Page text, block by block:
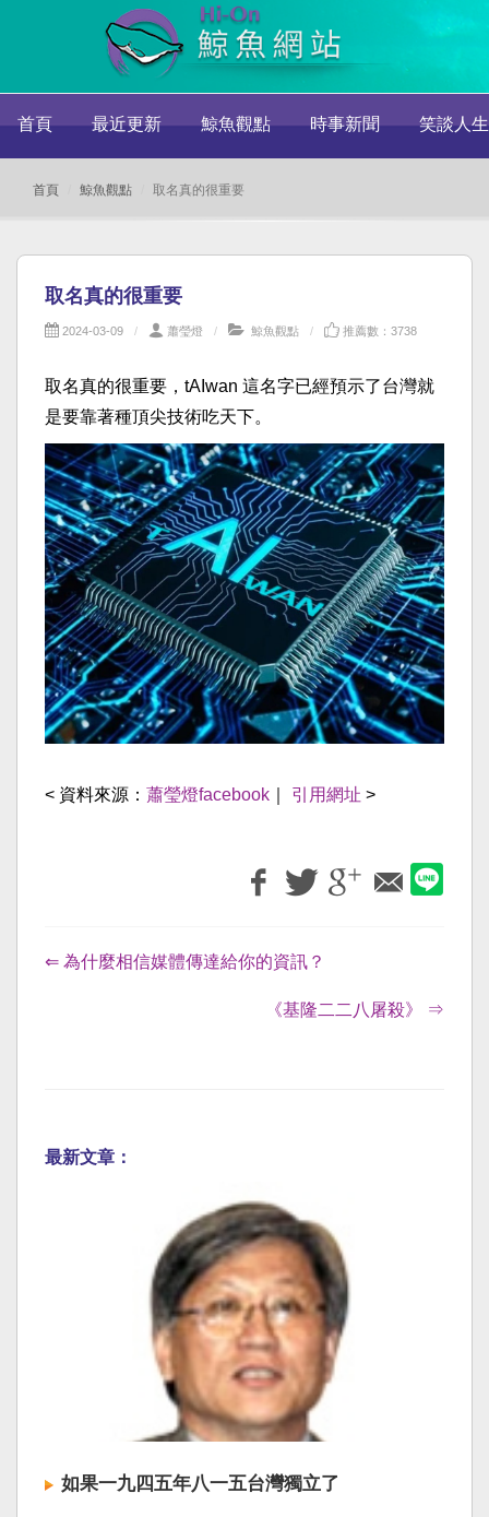
首頁 最近更新 鯨魚觀點 時事新聞 笑談人生
首頁 鯨魚觀點 取名真的很重要
取名真的很重要
2024-03-09 蕭瑩燈 鯨魚觀點 推薦數：3738
取名真的很重要，tAIwan 這名字已經預示了台灣就
是要靠著種頂尖技術吃天下。
< 資料來源： 蕭瑩燈facebook 引用網址 >
⇐ 為什麼相信媒體傳達給你的資訊？
《基隆二二八屠殺》 ⇒
最新文章：
如果一九四五年八一五台灣獨立了